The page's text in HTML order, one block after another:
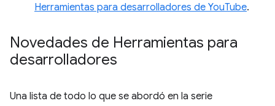
Herramientas para desarrolladores de YouTube.
Novedades de Herramientas para
desarrolladores
Una lista de todo lo que se abordó en la serie